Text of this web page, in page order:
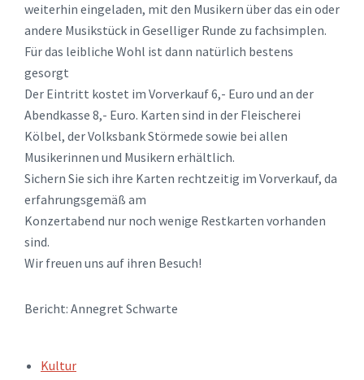
weiterhin eingeladen, mit den Musikern über das ein oder
andere Musikstück in Geselliger Runde zu fachsimplen.
Für das leibliche Wohl ist dann natürlich bestens
gesorgt
Der Eintritt kostet im Vorverkauf 6,- Euro und an der
Abendkasse 8,- Euro. Karten sind in der Fleischerei
Kölbel, der Volksbank Störmede sowie bei allen
Musikerinnen und Musikern erhältlich.
Sichern Sie sich ihre Karten rechtzeitig im Vorverkauf, da
erfahrungsgemäß am
Konzertabend nur noch wenige Restkarten vorhanden
sind.
Wir freuen uns auf ihren Besuch!
Bericht: Annegret Schwarte
TAGS:Kultur